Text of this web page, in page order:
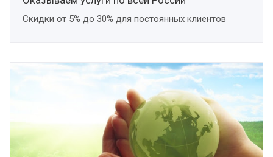
Скидки от 5% до 30% для постоянных клиентов